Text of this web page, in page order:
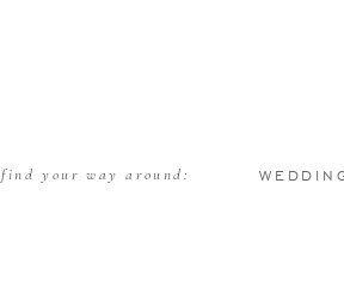
find your way around: